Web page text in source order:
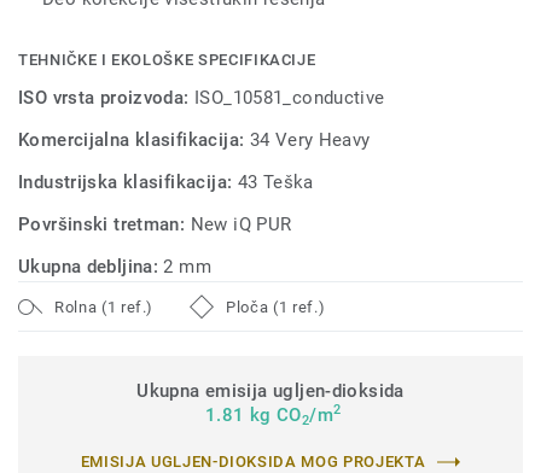
TEHNIČKE I EKOLOŠKE SPECIFIKACIJE
ISO vrsta proizvoda: ISO_10581_conductive
Komercijalna klasifikacija: 34 Very Heavy
Industrijska klasifikacija: 43 Teška
Površinski tretman: New iQ PUR
Ukupna debljina:2 mm
Rolna (1 ref.) Ploča (1 ref.)
Ukupna emisija ugljen-dioksida
1.81 kg CO2/m2
EMISIJA UGLJEN-DIOKSIDA MOG PROJEKTA